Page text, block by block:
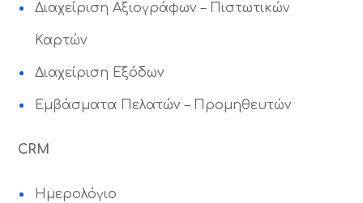
Διαχείριση Αξιογράφων – Πιστωτικών
Καρτών
Διαχείριση Εξόδων
Εμβάσματα Πελατών – Προμηθευτών
CRM
Ημερολόγιο